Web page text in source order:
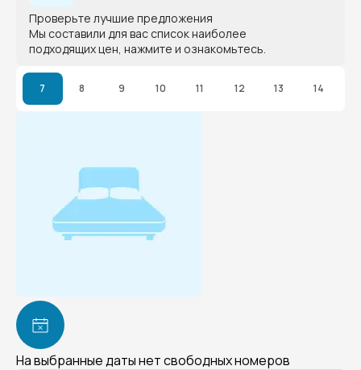
Проверьте лучшие предложения
Мы составили для вас список наиболее
подходящих цен, нажмите и ознакомьтесь.
7 8 9 10 11 12 13 14
На выбранные даты нет свободных номеров